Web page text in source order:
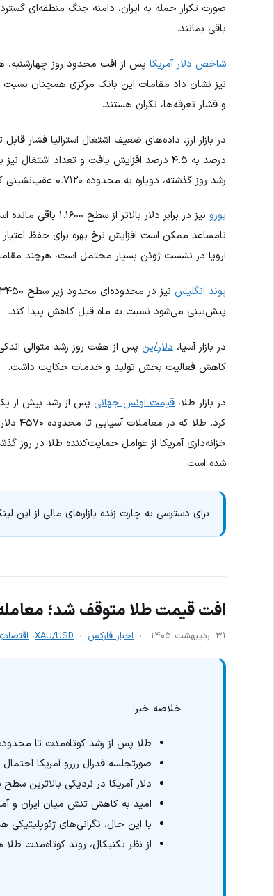
صورت تکرار حمله به ایران، دامنه جنگ منطقه‌ای
باقی بمانند.
شاخص دلار آمریکا
نیز نشان داد مقامات این بانک مرکزی همچنان نسبت
و فشار تعرفه‌ها، نگران هستند.
درصد به ۴.۵ درصد افزایش یافت و تعداد اشتغال نیز برخلاف پیش‌بینی‌ها کاهش پیدا کرد. در نتیجه،
رشد روز گذشته، دوباره به محدوده ۰.۷۱۲۰ عقب‌نشینی کرد.
یورو
نیز در برابر دلار
نامساعد ممکن است افزایش نرخ بهره برای حفظ
اروپا در نشست ژوئن بسیار محتمل است، هرچند
پوند انگلیس
پیش‌بینی می‌شود نسبت به ماه قبل کاهش پیدا کند.
در بازار آسیا، دلار/ین
کاهش فعالیت بخش تولید و خدمات حکایت داشت.
در بازار طلا، قیمت اونس جهانی پس از رشد بیش از
خزانه‌داری آمریکا از عوامل حمایت‌کننده طلا در روز
شده است.
برای دسترسی به چارت زنده بازارهای مالی از این
افت قیمت طلا متوقف شد؛
۳۱ اردیبهشت ۱۴۰۵ اخبار فارکس XAU/USD،
خلاصه خبر:
طلا پس از رشد کوتاه‌مدت تا محدوده ۴۵۷۱ دلار با افزایش فشار فروش مواجه
صورتجلسه فدرال رزرو آمریکا
دلار آمریکا در نزدیکی بالاترین
امید به کاهش تنش میان ایران و
با این حال، نگرانی‌های
از نظر تکنیکال، روند کوتاه‌مدت